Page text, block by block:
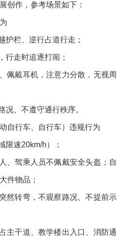
创作，参考场景如下：
护栏、逆行占道行走；
行走时追逐打闹；
佩戴耳机，注意力分散，无视周
况、不遵守通行秩序。
自行车、自行车）违规行为
限速20km/h）；
、驾乘人员不佩戴安全头盔；自
件物品；
然转弯，不观察路况、不提前示
主干道、教学楼出入口、消防通